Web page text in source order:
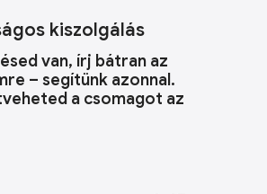
kiszolgálás
van, írj bátran az
– segítünk azonnal.
a csomagot az